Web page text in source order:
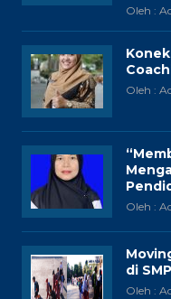
Oleh :
Oleh :
Oleh :
di
Oleh :